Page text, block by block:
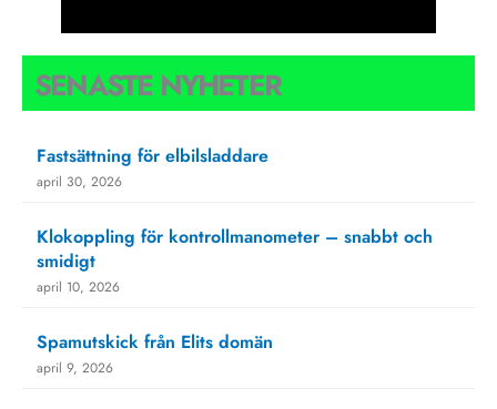
SENASTE NYHETER
Fastsättning för elbilsladdare
april 30, 2026
Klokoppling för kontrollmanometer – snabbt och
smidigt
april 10, 2026
Spamutskick från Elits domän
april 9, 2026